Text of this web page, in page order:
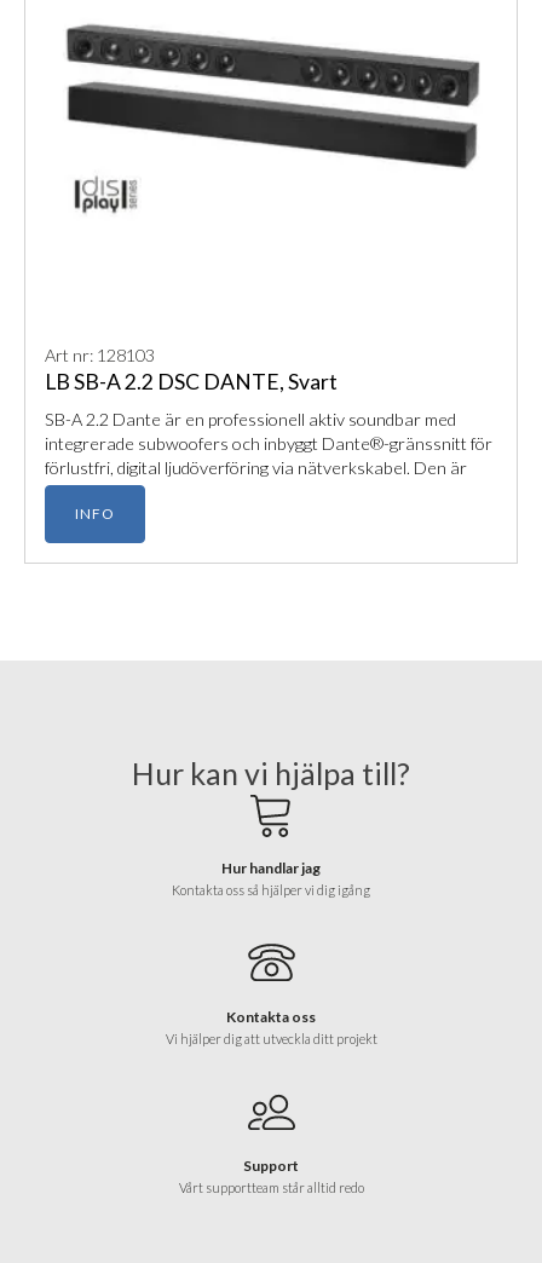
Art nr: 128103
LB SB-A 2.2 DSC DANTE, Svart
SB-A 2.2 Dante är en professionell aktiv soundbar med
integrerade subwoofers och inbyggt Dante®-gränssnitt för
förlustfri, digital ljudöverföring via nätverkskabel. Den är
optimerad för sömlös integration i moderna
konferenssystem och levererar kristallklar talåtergivning
med avancerad DSP-styrning.
INFO
Hur kan vi hjälpa till?
Hur handlar jag
Kontakta oss så hjälper vi dig igång
Kontakta oss
Vi hjälper dig att utveckla ditt projekt
Support
Vårt supportteam står alltid redo